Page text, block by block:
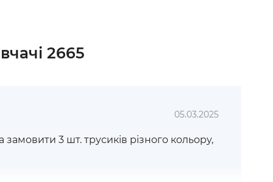
2665
05.03.2025
3 шт. трусиків різного кольору,